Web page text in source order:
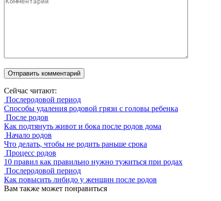
Сейчас читают:
Послеродовой период
Способы удаления родовой грязи с головы ребенка
После родов
Как подтянуть живот и бока после родов дома
Начало родов
Что делать, чтобы не родить раньше срока
Процесс родов
10 правил как правильно нужно тужиться при родах
Послеродовой период
Как повысить либидо у женщин после родов
Вам также может понравиться